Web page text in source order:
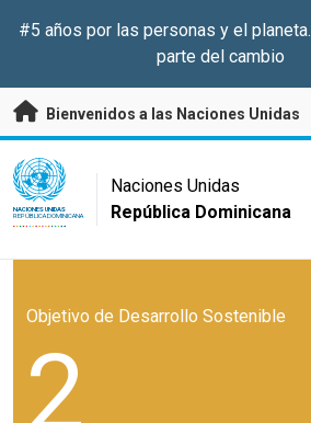
#5 años por las personas y el planeta.
parte del cambio
Bienvenidos a las Naciones Unidas
UN Logo
NACIONES UNIDAS
REPÚBLICA DOMINICANA
Naciones Unidas
República Dominicana
Objetivo de Desarrollo Sostenible
2